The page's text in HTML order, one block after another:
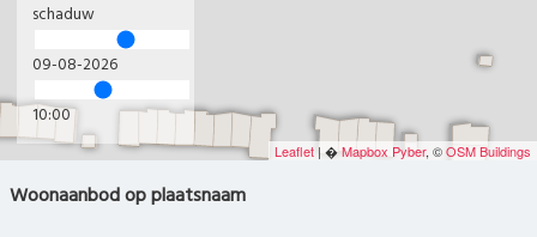
Leaflet | �Mapbox Pyber, ©OSM Buildings
schaduw
09-08-2026
10:00
Woonaanbod op plaatsnaam